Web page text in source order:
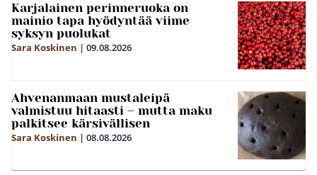
Karjalainen perinneruoka on
mainio tapa hyödyntää viime
syksyn puolukat
Sara Koskinen | 09.08.2026
Ahvenanmaan mustaleipä
valmistuu hitaasti – mutta maku
palkitsee kärsivällisen
Sara Koskinen | 08.08.2026